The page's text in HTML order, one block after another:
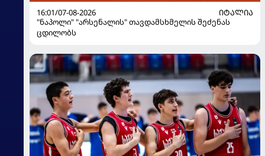
16:01/07-08-2026
ᲘᲢᲐᲚᲘᲐ
"ნაპოლი" "არსენალის" თავდამსხმელის შეძენას
ცდილობს